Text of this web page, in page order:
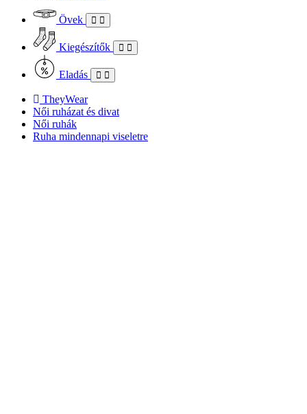
Övek
Kiegészítők
Eladás
TheyWear
Női ruházat és divat
Női ruhák
Ruha mindennapi viseletre